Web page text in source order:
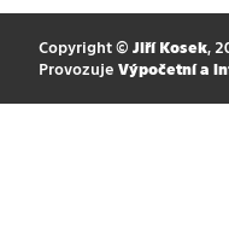
Copyright © Jiří Kosek,
Provozuje Výpočetní a